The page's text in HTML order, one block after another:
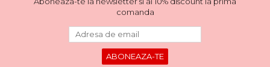
comanda